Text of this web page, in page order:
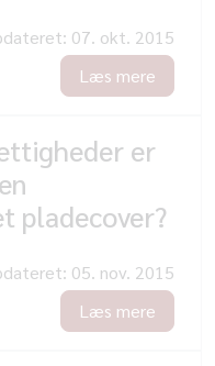
07. okt. 2015
Læs mere
er
pladecover?
05. nov. 2015
Læs mere